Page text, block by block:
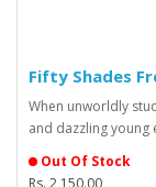
Fifty Shades
When unworldly
and dazzling young
Out Of Stock
Rs. 2,150.00